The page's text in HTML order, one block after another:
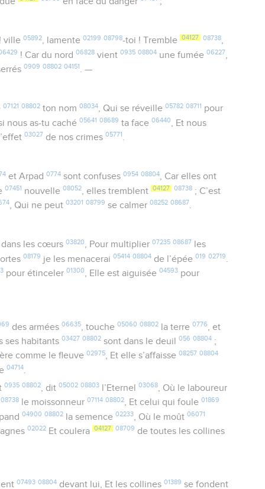
ville 05892, lamente 02199 08798-toi ! Tremble 04127 08738,
! Car du nord06828 vient0935 08804 une fumée06227
0909 08802 04151 . —
07121 08802ton nom 08034, Qui se réveille 05782 08711 pour
nous as-tu caché05641 08689 ta face06440
, Et nous
03027 de nos crimes05771 .
et Arpad 0774sont confuses 0954 08804, Car elles ont
07451 nouvelle08052 , elles tremblent 04127 08738 ; C’est
, Qui ne peut03201 08799 se calmer08252 08687.
dans les cœurs 03820, Pour multiplier 07235 08687
les
08179 je les menacerai05414 08804 de l’épée019 02719
pour étinceler01300, Elle est aiguisée04593 pour
des armées 06635, touche 05060 08802la terre 0776
, et
ses habitants03427 08802 sont dans le deuil056 08804 ;
comme le fleuve02975, Et elle s’affaisse08257 08804
04714
0935 08802, dit 05002 08803l’Eternel 03068, Où le laboureur
08738 le moissonneur07114 08802, Et celui qui foule01869
04900 08802 la semence02233 , Où le moût06071
02022 Et coulera 04127 08709 de toutes les collines
07493 08804devant lui, Et les collines 01389 se fondent